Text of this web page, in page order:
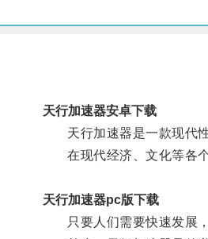
天行加速器安卓下载
天行加速器是一款现代性
在现代经济、文化等各个
天行加速器pc版下载
只要人们需要快速发展，